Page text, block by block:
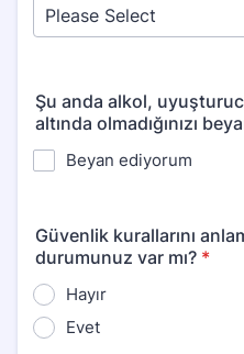
Şu anda alkol,
altında olmadığınızı
Beyan ediyorum
Güvenlik kurallarını
durumunuz var mı? *
Hayır
Evet